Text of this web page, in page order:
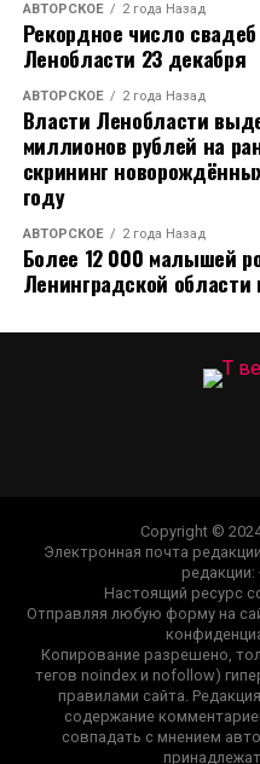
АВТОРСКОЕ 2 года Назад
Рекордное число
Ленобласти 23 декабря
АВТОРСКОЕ 2 года Назад
Власти Ленобласти
миллионов рублей на
скрининг
году
АВТОРСКОЕ 2 года Назад
Более 12 000 малышей
Ленинградской области
Copyright ©
Электронная почта
редакции:
Настоящий ресурс
Отправляя любую форму на
Копирование разрешено,
тегов noindex и nofollow)
правилами сайта.
содержание
совпадать с мнением